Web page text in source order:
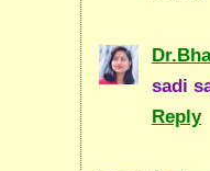
sadi
Reply